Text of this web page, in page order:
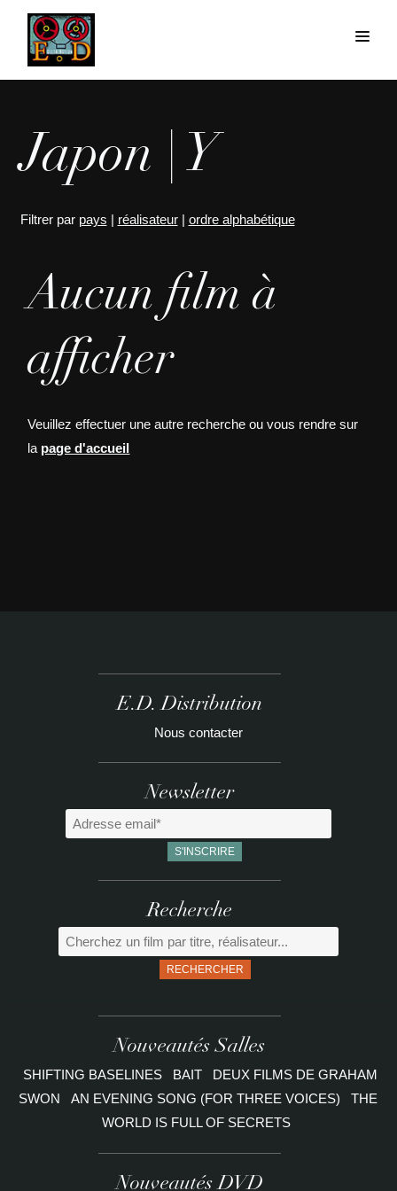
Japon | Y
Filtrer par pays | réalisateur| ordre alphabétique
Aucun film à
afficher
Veuillez effectuer une autre recherche ou vous rendre sur
la page d'accueil
E.D. Distribution
Nous contacter
Newsletter
Recherche
RECHERCHER
Nouveautés Salles
SHIFTING BASELINES BAIT
DEUX FILMS DE GRAHAM
SWON
AN EVENING SONG (FOR THREE VOICES)
THE
WORLD IS FULL OF SECRETS
Nouveautés DVD